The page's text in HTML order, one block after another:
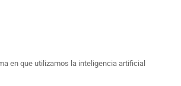
en que utilizamos la inteligencia artificial